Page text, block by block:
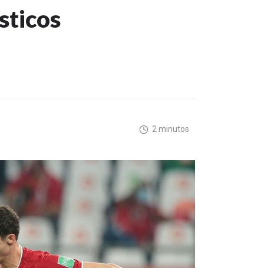
2 minutos